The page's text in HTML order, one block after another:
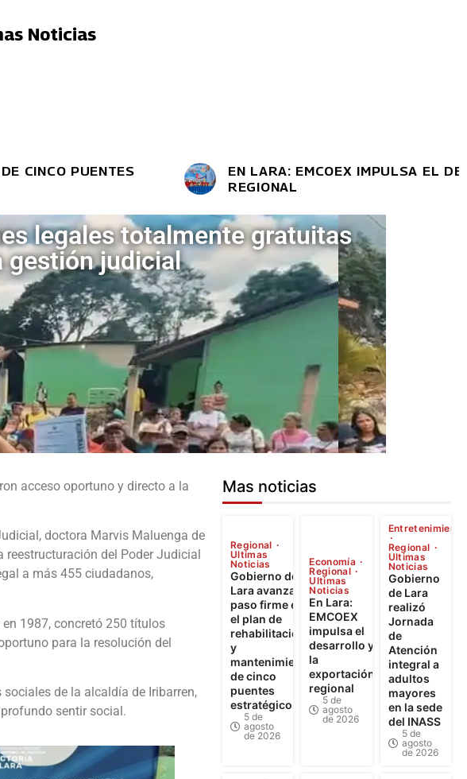
Noticias
PUENTES
EN LARA: EMCOEX IMPULSA EL
REGIONAL
legales totalmente gratuitas
gestión judicial
acceso oportuno y directo a la
doctora Marvis Maluenga de
del Poder Judicial
a más 455 ciudadanos,
1987, concretó 250 títulos
para la resolución del
de la alcaldía de Iribarren,
sentir social.
Mas noticias
Regional
Ultimas
Noticias
Gobierno de
Lara avanza a
paso firme en
el plan de
rehabilitación
y
mantenimiento
de cinco
puentes
estratégicos
5 de
agosto
de 2026
Economía
Regional
Ultimas
Noticias
En Lara:
EMCOEX
impulsa el
desarrollo y
la
exportación
regional
5 de
agosto
de 2026
Entretenimiento
Regional
Ultimas
Noticias
Gobierno
de Lara
realizó
Jornada
de
Atención
integral a
adultos
mayores
en la sede
del INASS
5 de
agosto
de 2026